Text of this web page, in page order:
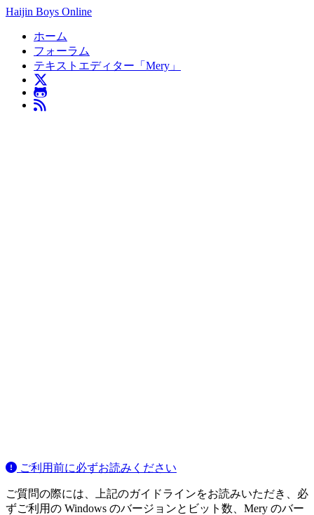
Haijin Boys Online
ホーム
フォーラム
テキストエディター「Mery」
ご利用前に必ずお読みください
ご質問の際には、上記のガイドラインをお読みいただき、必
ずご利用の Windows のバージョンとビット数、Mery のバー